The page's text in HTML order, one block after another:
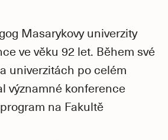
Masarykovy univerzity
ve věku 92 let. Během své
univerzitách po celém
významné konference
na Fakultě